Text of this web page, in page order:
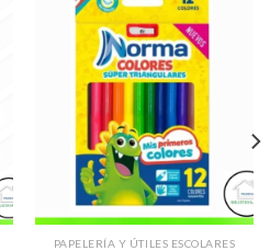
PAPELERÍA Y ÚTILES ESCOLARES